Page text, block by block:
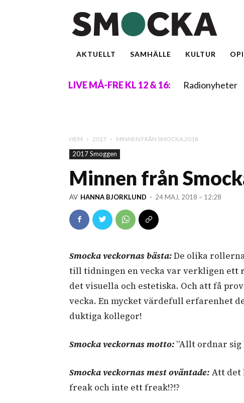
AKTUELLT SAMHÄLLE KULTUR
LIVE MÅ-FRE KL 12 & 16: Radionyheter
HEM 2017 MINNEN FRÅN SMOCKA 2018
2017 Smoggen
Minnen från
AV HANNA BJORKLUND - 24 MAJ, 2018 – 12:28
Smocka veckornas bästa:De olika
till tidningen en vecka var verkligen ett
det visuella och estetiska. Och att få
vecka. En mycket värdefull erfarenhet
duktiga kollegor!
Smocka veckornas motto:”Allt ordnar
Smocka veckornas mest oväntade: Att det
freak och inte ett freak!?!?